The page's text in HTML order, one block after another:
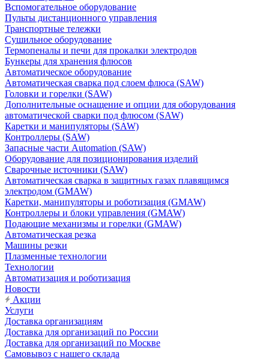
Вспомогательное оборудование
Пульты дистанционного управления
Транспортные тележки
Сушильное оборудование
Термопеналы и печи для прокалки электродов
Бункеры для хранения флюсов
Автоматическое оборудование
Автоматическая сварка под слоем флюса (SAW)
Головки и горелки (SAW)
Дополнительные оснащение и опции для оборудования
автоматической сварки под флюсом (SAW)
Каретки и манипуляторы (SAW)
Контроллеры (SAW)
Запасные части Automation (SAW)
Оборудование для позиционирования изделий
Сварочные источники (SAW)
Автоматическая сварка в защитных газах плавящимся
электродом (GMAW)
Каретки, манипуляторы и роботизация (GMAW)
Контроллеры и блоки управления (GMAW)
Подающие механизмы и горелки (GMAW)
Автоматическая резка
Машины резки
Плазменные технологии
Технологии
Автоматизация и роботизация
Новости
Акции
Услуги
Доставка организациям
Доставка для организаций по России
Доставка для организаций по Москве
Самовывоз с нашего склада